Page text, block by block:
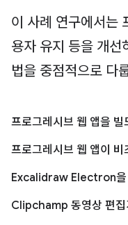
이 사례 연구에서는
용자 유지 등을 개선
법을 중점적으로 다
프로그레시브 웹 앱을 빌
프로그레시브 웹 앱이
Excalidraw Electron을
Clipchamp 동영상 편집